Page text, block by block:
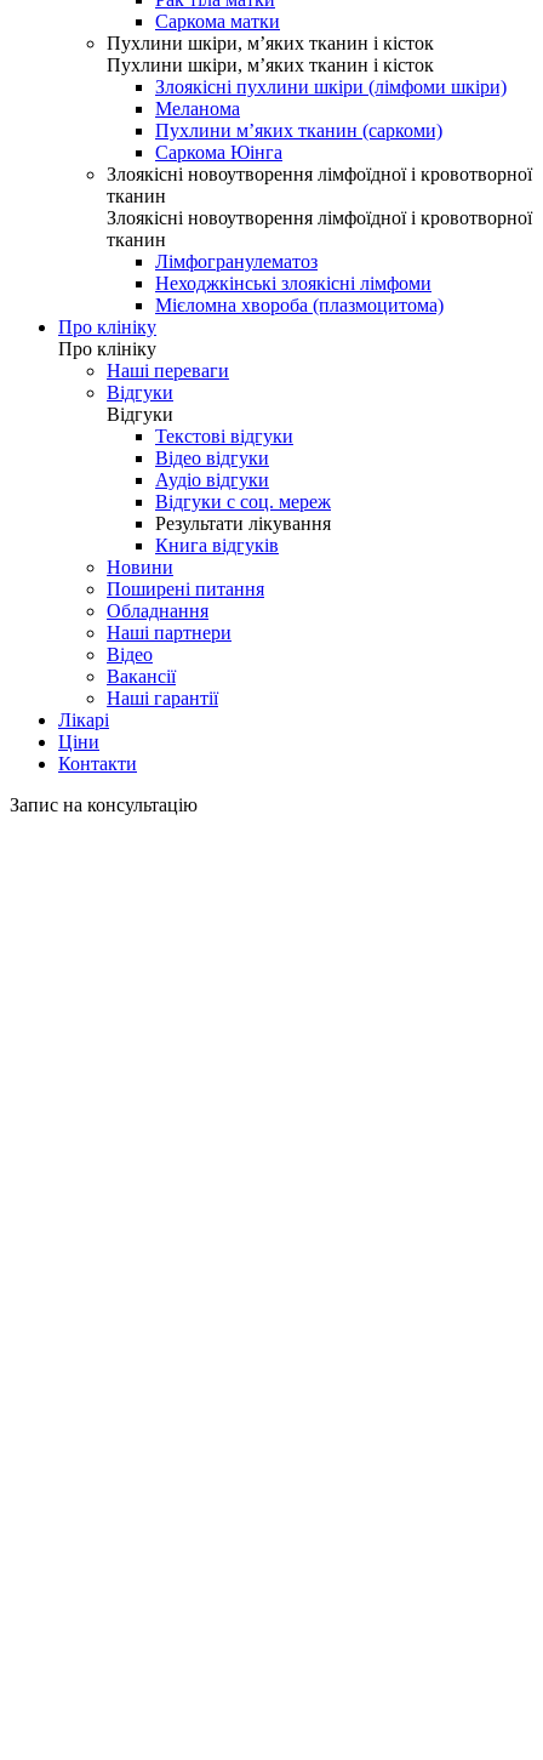
Саркома матки
Пухлини шкіри, м’яких тканин і кісток
Пухлини шкіри, м’яких тканин і кісток
Злоякісні пухлини шкіри (лімфоми шкіри)
Меланома
Пухлини м’яких тканин (саркоми)
Саркома Юінга
Злоякісні новоутворення лімфоїдної і кровотворної
тканин
Злоякісні новоутворення лімфоїдної і кровотворної
тканин
Лімфогранулематоз
Неходжкінські злоякісні лімфоми
Мієломна хвороба (плазмоцитома)
Про клініку
Про клініку
Наші переваги
Відгуки
Відгуки
Текстові відгуки
Відео відгуки
Аудіо відгуки
Відгуки с соц. мереж
Результати лікування
Книга відгуків
Новини
Поширені питання
Обладнання
Наші партнери
Відео
Вакансії
Наші гарантії
Лікарі
Ціни
Контакти
Запис на консультацію